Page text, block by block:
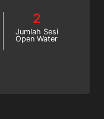
2
Jumlah Sesi
Open Water